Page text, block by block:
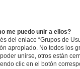
me puedo unir a ellos?
del enlace “Grupos de
apropiado. No todos los
unirse, otros están
clic en el botón